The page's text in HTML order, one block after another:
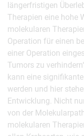
längerfristigen
Therapien eine hohe
molekularen
Operation für einen
einer Operation
Tumors zu
kann eine
werden und hier
Entwicklung. Nicht
von der
molekularen